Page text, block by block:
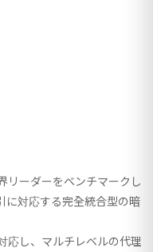
リーダーをベンチマークし
に対応する完全統合型の暗
応し、マルチレベルの代理